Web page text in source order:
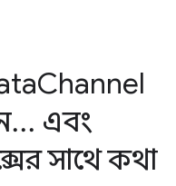
Channel
... এবং
সাথে কথা